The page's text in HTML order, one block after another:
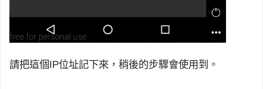
請把這個IP位址記下來，稍後的步驟會使用到。